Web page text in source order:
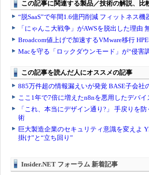
Insider.NET フォーラム 新着記事